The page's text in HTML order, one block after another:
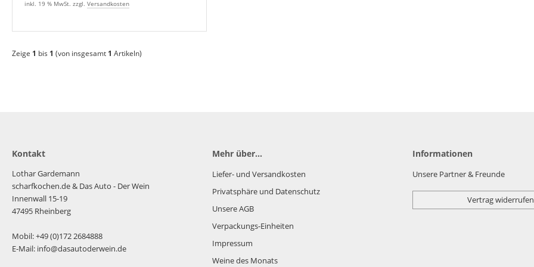
inkl. 19 % MwSt. zzgl. Versandkosten
Zeige 1 bis 1 (von insgesamt 1 Artikeln)
Kontakt
Lothar Gardemann
scharfkochen.de& Das Auto - Der Wein
Innenwall 15-19
47495 Rheinberg
Mobil: +49 (0)172 2684888
E-Mail: info@dasautoderwein.de
Mehr über...
Liefer- und Versandkosten
Privatsphäre und Datenschutz
Unsere AGB
Verpackungs-Einheiten
Impressum
Weine des Monats
Informationen
Unsere Partner & Freunde
Vertrag widerrufen